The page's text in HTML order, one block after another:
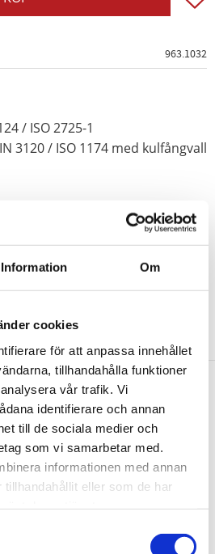
Information Om
cookies
för att anpassa innehållet
tillhandahålla funktioner
vår trafik. Vi
identifierare och annan
till de sociala medier och
som vi samarbetar med.
informationen med annan
eller som de har
963.1032
/ ISO 2725-1
3120 / ISO 1174 med kulfångvall
järn-legering)
integritetspolicy.